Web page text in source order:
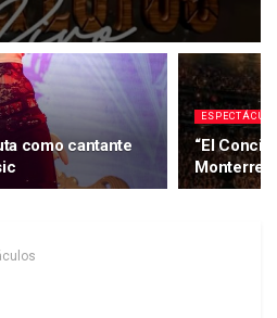
como cantante
“El
Monterrey